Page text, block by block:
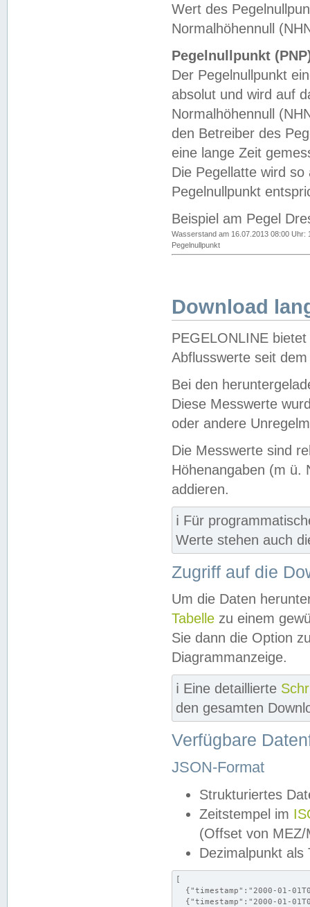
Wert des
Normalhöhennull
Pegelnullpunkt
Der Pegelnullpunkt
absolut und wird auf
Normalhöhennull
den Betreiber des
eine lange Zeit
Die Pegellatte wird
Pegelnullpunkt
Beispiel am Pegel
Wasserstand am 16.07.2013 08:00 Uhr:
Pegelnullpunkt
Download
PEGELONLINE
Abflusswerte seit
Bei den
Diese Messwerte
oder andere
Die Messwerte sind
Höhenangaben (m ü.
addieren.
ℹ️ Für
Werte stehen auch
Zugriff auf die
Um die Daten
Tabelle zu einem
Sie dann die Option
Diagrammanzeige.
ℹ️ Eine detaillierte
den gesamten
Verfügbare
JSON-Format
Strukturiertes
Zeitstempel im
(Offset von MEZ/
Dezimalpunkt als
[
{"timestamp":"2000-01-
{"timestamp":"2000-01-